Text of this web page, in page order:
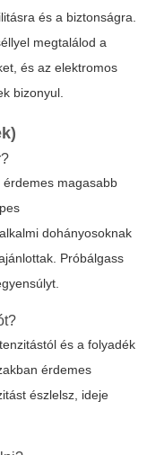
és a biztonságra.
megtalálod a
és az elektromos
bizonyul.
magasabb
dohányosoknak
Próbálgass
és a folyadék
érdemes
észlelsz, ideje